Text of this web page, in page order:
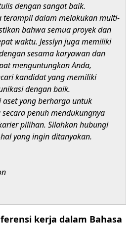
dengan sangat baik.
terampil dalam melakukan multi-
bahwa semua proyek dan
waktu. Jesslyn juga memiliki
sesama karyawan dan
menguntungkan Anda,
kandidat yang memiliki
dengan baik.
aset yang berharga untuk
penuh mendukungnya
pilihan. Silahkan hubungi
yang ingin ditanyakan.
kerja dalam Bahasa